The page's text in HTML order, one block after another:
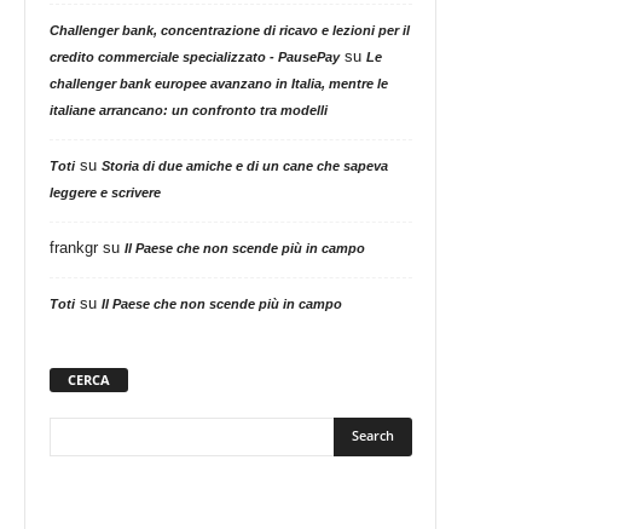
Challenger bank, concentrazione di ricavo e lezioni per il
credito commerciale specializzato - PausePaysu Le
challenger bank europee avanzano in Italia, mentre le
italiane arrancano: un confronto tra modelli
Totisu Storia di due amiche e di un cane che sapeva
leggere e scrivere
frankgrsu Il Paese che non scende più in campo
Totisu Il Paese che non scende più in campo
CERCA